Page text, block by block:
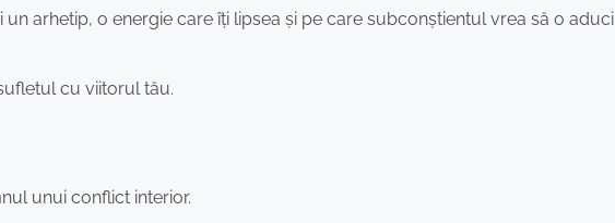
arhetip, o energie care îți lipsea și pe care subconștientul vrea să o aduci
cu viitorul tău.
unui conflict interior.